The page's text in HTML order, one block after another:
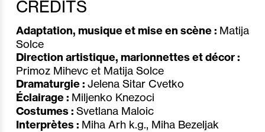
CRÉDITS
Adaptation, musique et mise en scène : Matija
Solce
Direction artistique, marionnettes et décor :
Primoz Mihevc et Matija Solce
Dramaturgie : Jelena Sitar Cvetko
Éclairage : Miljenko Knezoci
Costumes : Svetlana Maloic
Interprètes : Miha Arh k.g., Miha Bezeljak